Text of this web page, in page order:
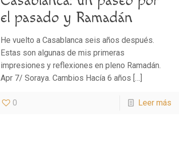
el pasado y Ramadán
He vuelto a Casablanca seis años después.
Estas son algunas de mis primeras
impresiones y reflexiones en pleno Ramadán.
Apr 7/ Soraya. Cambios Hacía 6 años […]
0 Leer más